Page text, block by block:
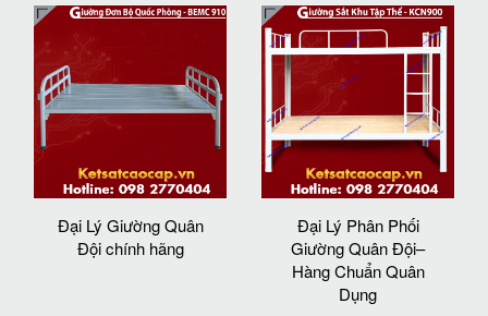
Đại Lý Giường Quân
Đội chính hãng
Đại Lý Phân Phối
Giường Quân Đội–
Hàng Chuẩn Quân
Dụng